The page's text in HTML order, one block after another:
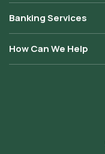
Banking Services
How Can We Help